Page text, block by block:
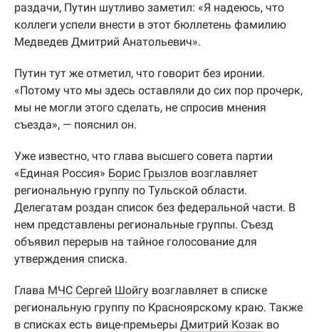
раздачи, Путин шутливо заметил: «Я надеюсь, что
коллеги успели внести в этот бюллетень фамилию
Медведев Дмитрий Анатольевич».
Путин тут же отметил, что говорит без иронии.
«Потому что мы здесь оставляли до сих пор прочерк,
мы не могли этого сделать, не спросив мнения
съезда», — пояснил он.
Уже известно, что глава высшего совета партии
«Единая Россия» Борис Грызлов возглавляет
региональную группу по Тульской области.
Делегатам роздан список без федеральной части. В
нем представлены региональные группы. Съезд
объявил перерыв на тайное голосование для
утверждения списка.
Глава МЧС Сергей Шойгу возглавляет в списке
региональную группу по Красноярскому краю. Также
в списках есть вице-премьеры Дмитрий Козак во